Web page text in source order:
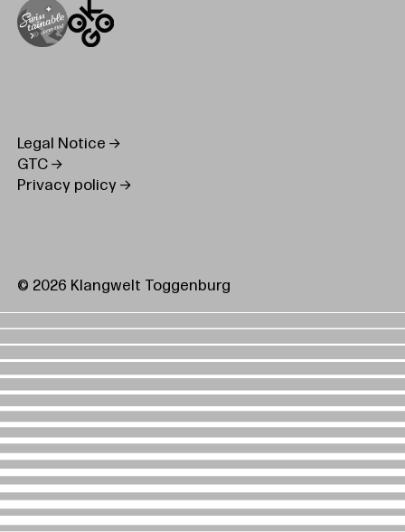
Legal Notice
GTC
Privacy policy
© 2026 Klangwelt Toggenburg